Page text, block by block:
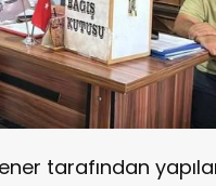
tarafından